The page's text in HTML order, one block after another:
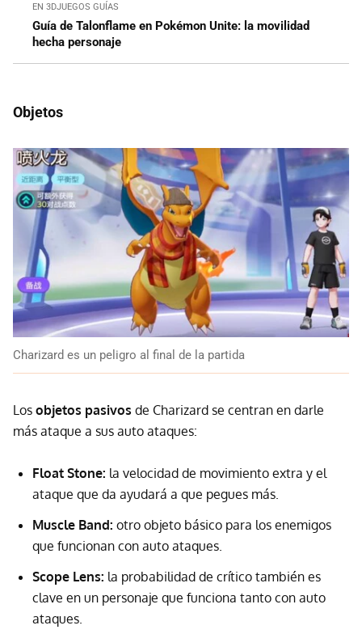
EN 3DJUEGOS GUÍAS
Guía de Talonflame en Pokémon Unite: la movilidad
hecha personaje
Objetos
Charizard es un peligro al final de la partida
Los objetos pasivos de Charizard se centran en darle
más ataque a sus auto ataques:
Float Stone: la velocidad de movimiento extra y el
ataque que da ayudará a que pegues más.
Muscle Band: otro objeto básico para los enemigos
que funcionan con auto ataques.
Scope Lens: la probabilidad de crítico también es
clave en un personaje que funciona tanto con auto
ataques.